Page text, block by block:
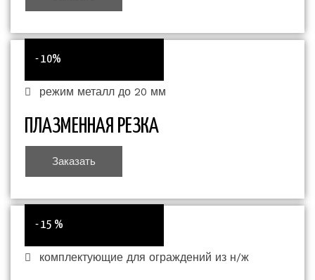
- 10%
режим металл до 20 мм
ПЛАЗМЕННАЯ РЕЗКА
Заказать
- 15 %
комплектующие для ограждений из н/ж